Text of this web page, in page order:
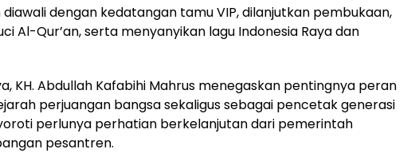
dengan kedatangan tamu VIP, dilanjutkan pembukaan,
Al-Qur’an, serta menyanyikan lagu Indonesia Raya dan
KH. Abdullah Kafabihi Mahrus menegaskan pentingnya peran
perjuangan bangsa sekaligus sebagai pencetak generasi
perlunya perhatian berkelanjutan dari pemerintah
pesantren.